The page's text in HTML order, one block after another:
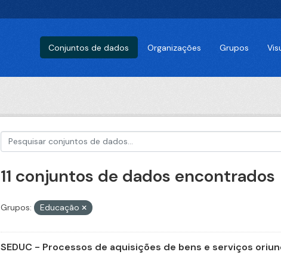
Conjuntos de dados Organizações Grupos
11 conjuntos de dados encontrados
Grupos: Educação
SEDUC - Processos de aquisições de bens e serviços